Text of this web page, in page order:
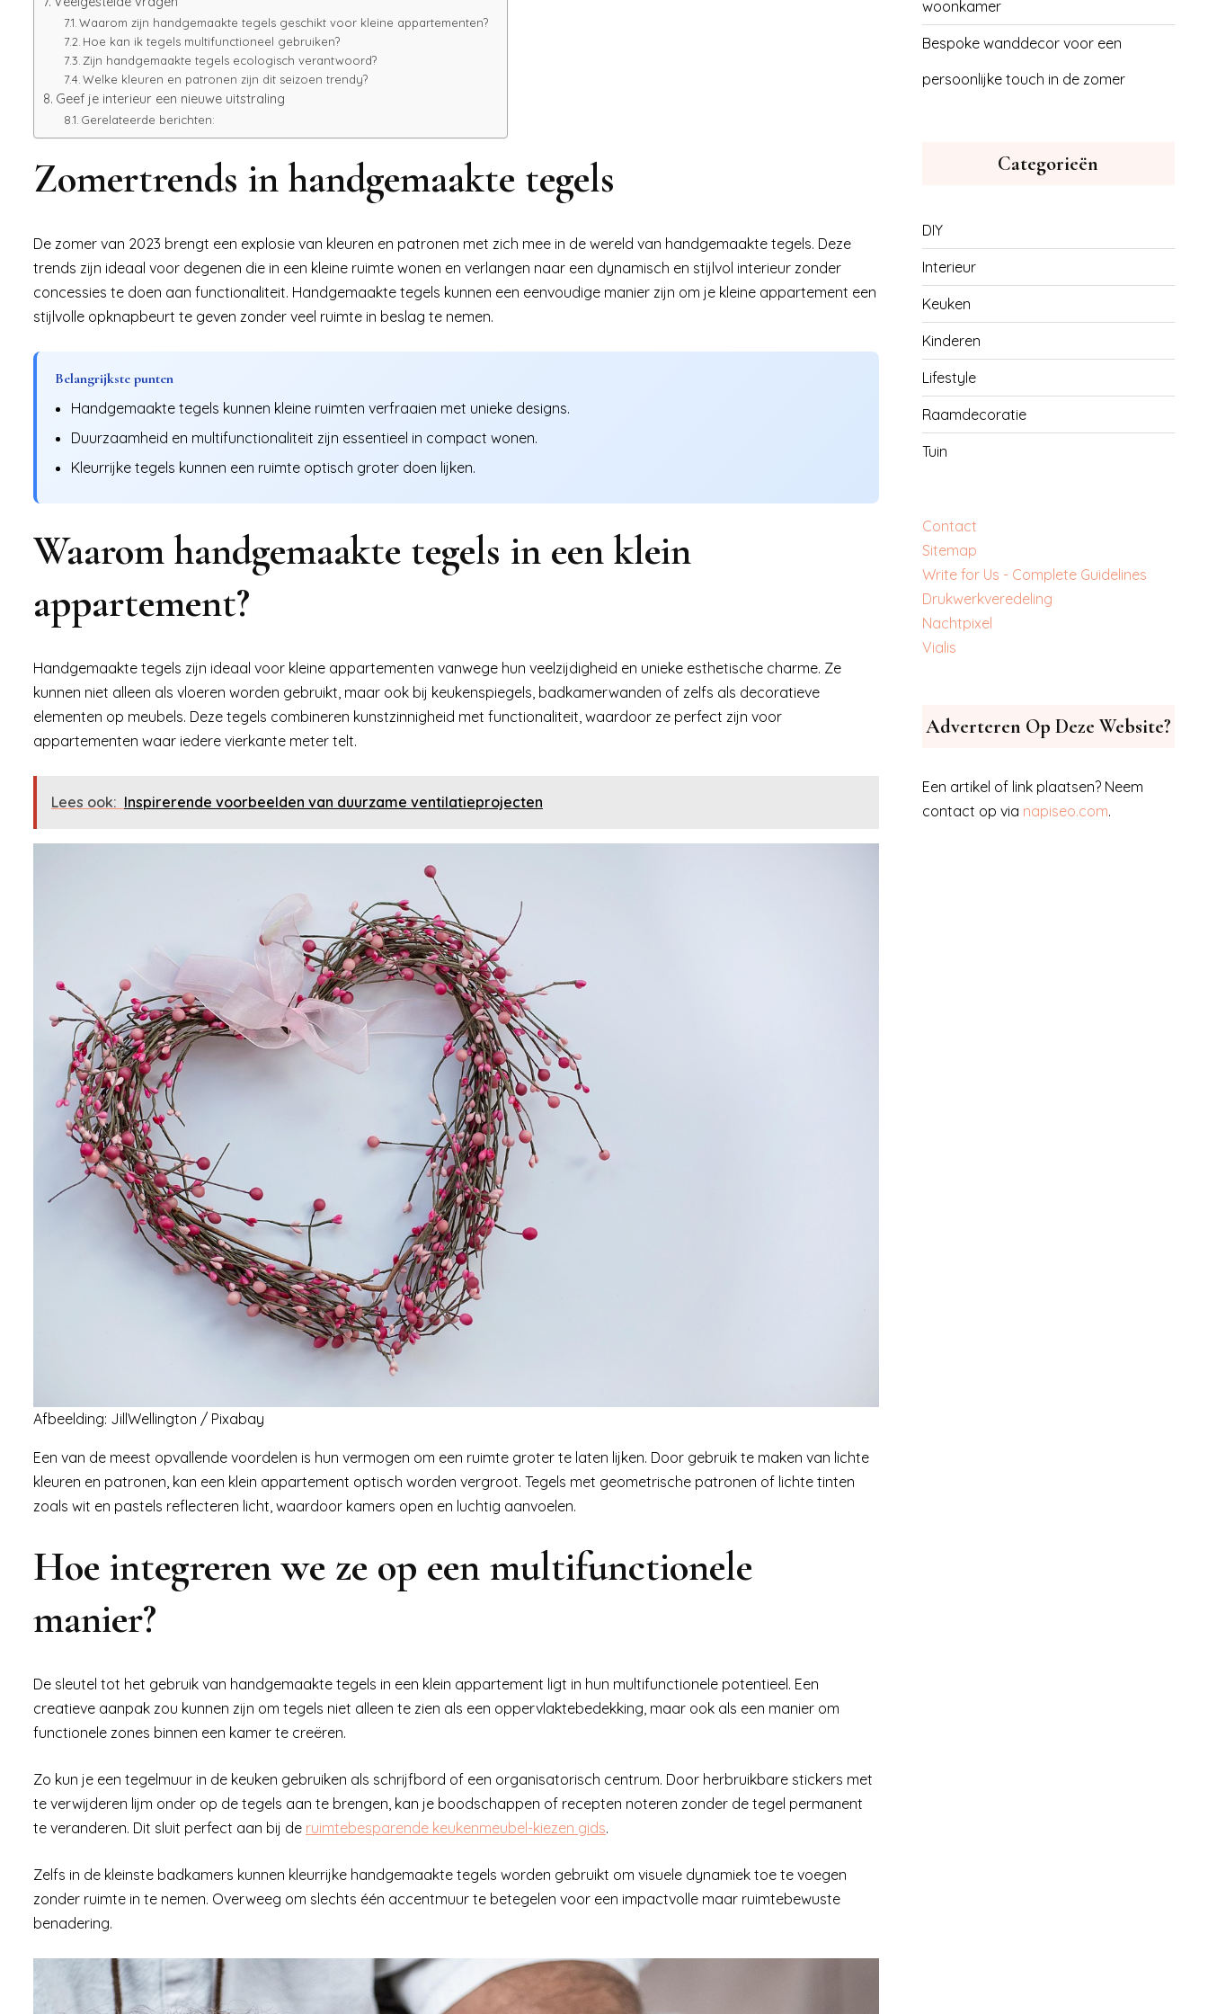
Waarom zijn handgemaakte tegels geschikt voor kleine appartementen?
Hoe kan ik tegels multifunctioneel gebruiken?
Zijn handgemaakte tegels ecologisch verantwoord?
Welke kleuren en patronen zijn dit seizoen trendy?
Geef je interieur een nieuwe uitstraling
Gerelateerde berichten:
Zomertrends in handgemaakte tegels
De zomer van 2023 brengt een explosie van kleuren en patronen met zich mee in de wereld van handgemaakte tegels. Deze
trends zijn ideaal voor degenen die in een kleine ruimte wonen en verlangen naar een dynamisch en stijlvol interieur zonder
concessies te doen aan functionaliteit. Handgemaakte tegels kunnen een eenvoudige manier zijn om je kleine appartement een
stijlvolle opknapbeurt te geven zonder veel ruimte in beslag te nemen.
Belangrijkste punten
Handgemaakte tegels kunnen kleine ruimten verfraaien met unieke designs.
Duurzaamheid en multifunctionaliteit zijn essentieel in compact wonen.
Kleurrijke tegels kunnen een ruimte optisch groter doen lijken.
Waarom handgemaakte tegels in een klein
appartement?
Handgemaakte tegels zijn ideaal voor kleine appartementen vanwege hun veelzijdigheid en unieke esthetische charme. Ze
kunnen niet alleen als vloeren worden gebruikt, maar ook bij keukenspiegels, badkamerwanden of zelfs als decoratieve
elementen op meubels. Deze tegels combineren kunstzinnigheid met functionaliteit, waardoor ze perfect zijn voor
appartementen waar iedere vierkante meter telt.
Lees ook: Inspirerende voorbeelden van duurzame ventilatieprojecten
Afbeelding: JillWellington / Pixabay
Een van de meest opvallende voordelen is hun vermogen om een ruimte groter te laten lijken. Door gebruik te maken van lichte
kleuren en patronen, kan een klein appartement optisch worden vergroot. Tegels met geometrische patronen of lichte tinten
zoals wit en pastels reflecteren licht, waardoor kamers open en luchtig aanvoelen.
Hoe integreren we ze op een multifunctionele
manier?
De sleutel tot het gebruik van handgemaakte tegels in een klein appartement ligt in hun multifunctionele potentieel. Een
creatieve aanpak zou kunnen zijn om tegels niet alleen te zien als een oppervlaktebedekking, maar ook als een manier om
functionele zones binnen een kamer te creëren.
Zo kun je een tegelmuur in de keuken gebruiken als schrijfbord of een organisatorisch centrum. Door herbruikbare stickers met
te verwijderen lijm onder op de tegels aan te brengen, kan je boodschappen of recepten noteren zonder de tegel permanent
te veranderen. Dit sluit perfect aan bij de ruimtebesparende keukenmeubel-kiezen gids.
Zelfs in de kleinste badkamers kunnen kleurrijke handgemaakte tegels worden gebruikt om visuele dynamiek toe te voegen
zonder ruimte in te nemen. Overweeg om slechts één accentmuur te betegelen voor een impactvolle maar ruimtebewuste
benadering.
woonkamer
Bespoke wanddecor voor een
persoonlijke touch in de zomer
Categorieën
DIY
Interieur
Keuken
Kinderen
Lifestyle
Raamdecoratie
Tuin
Contact
Sitemap
Write for Us - Complete Guidelines
‎Drukwerkveredeling
‎Nachtpixel
‎Vialis
Adverteren Op Deze Website?
Een artikel of link plaatsen? Neem
contact op via napiseo.com.